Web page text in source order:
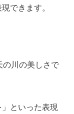
できます。
川の美しさで
といった表現